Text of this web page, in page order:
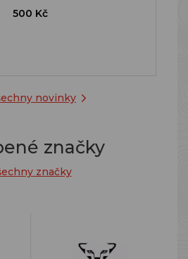
novinky
500 Kč
značky
značky